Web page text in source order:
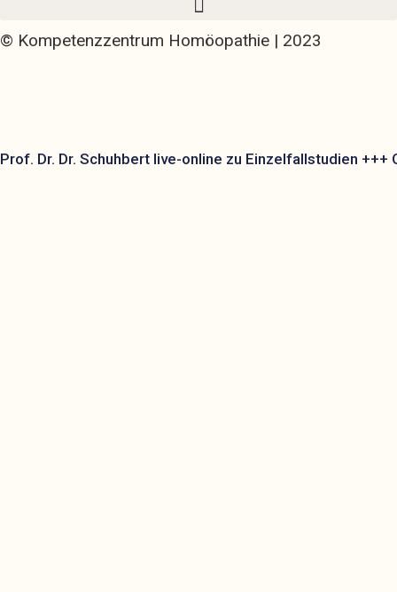
© Kompetenzzentrum Homöopathie | 2023
Prof. Dr. Dr. Schuhbert live-online zu Einzelfallstudien